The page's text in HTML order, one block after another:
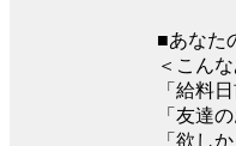
■あなた
＜こん
「給料
「友達
「欲し